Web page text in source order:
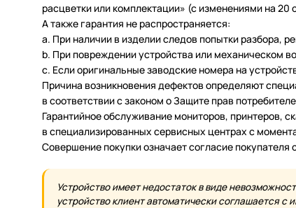
расцветки или комплектации» (с изменениями на 20
А также гарантия не распространяется:
a. При наличии в изделии следов попытки разбора,
b. При повреждении устройства или механическом
c. Если оригинальные заводские номера на
Причина возникновения дефектов определяют
в соответствии с законом о Защите прав
Гарантийное обслуживание мониторов, принтеров,
в специализированных сервисных центрах с
Совершение покупки означает согласие
Устройство имеет недостаток в виде
устройство клиент автоматически соглашается